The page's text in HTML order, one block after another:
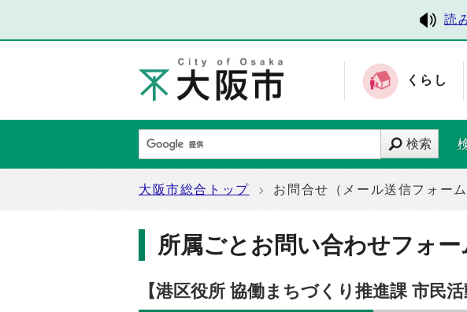
読
くらし
検索
大阪市総合トップ お問合せ（メール送信フォー
所属ごとお問い合わせフォー
【港区役所 協働まちづくり推進課 市民